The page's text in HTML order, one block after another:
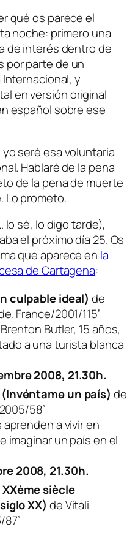
qué os parece el
noche: primero una
de interés dentro de
por parte de un
y
en versión original
español sobre ese
seré esa voluntaria
Hablaré de la pena
de la pena de muerte
Lo prometo.
lo sé, lo digo tarde),
el próximo día 25. Os
que aparece en la
de Cartagena:
culpable ideal) de
France/2001/115’
Butler, 15 años,
a una turista blanca
2008, 21.30h.
un país) de
58’
a vivir en
imaginar un país en el
2008, 21.30h.
siècle
XX) de Vitali